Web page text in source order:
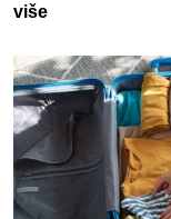
više